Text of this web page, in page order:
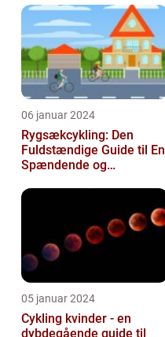
træningssessioner
06 januar 2024
Rygsækcykling: Den
Fuldstændige Guide til En
Spændende og
05 januar 2024
Cykling kvinder - en
dybdegående guide til